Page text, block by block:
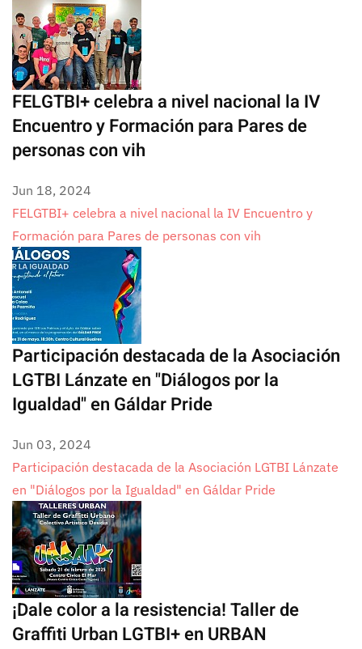
FELGTBI+ celebra a nivel nacional la IV
Encuentro y Formación para Pares de
personas con vih
Jun 18, 2024
FELGTBI+ celebra a nivel nacional la IV Encuentro y
Formación para Pares de personas con vih
Participación destacada de la Asociación
LGTBI Lánzate en "Diálogos por la
Igualdad" en Gáldar Pride
Jun 03, 2024
Participación destacada de la Asociación LGTBI Lánzate
en "Diálogos por la Igualdad" en Gáldar Pride
¡Dale color a la resistencia! Taller de
Graffiti Urban LGTBI+ en URBAN